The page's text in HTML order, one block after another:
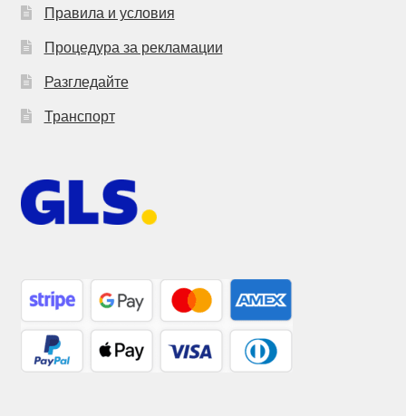
Правила и условия
Процедура за рекламации
Разгледайте
Транспорт